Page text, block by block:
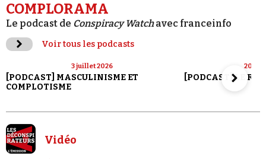
COMPLORAMA
Le podcast de Conspiracy Watchavec franceinfo
Voir tous les podcasts
3 juillet 2026
[PODCAST] MASCULINISME ET
COMPLOTISME
20
[PODCAST] LE
Vidéo